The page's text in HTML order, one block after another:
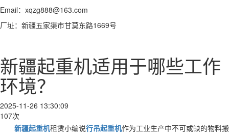
Email：xqzg888@163.com
厂址：新疆五家渠市甘莫东路1669号
新疆起重机适用于哪些工作
环境？
2025-11-26 13:30:09
107次
新疆起重机租赁小编说行吊起重机作为工业生产中不可或缺的物料搬